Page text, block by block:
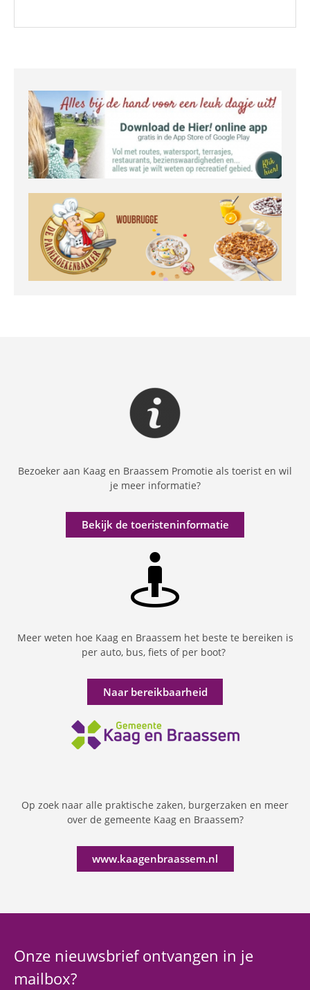
Bezoeker aan Kaag en Braassem Promotie als toerist en wil
je meer informatie?
Bekijk de toeristeninformatie
Meer weten hoe Kaag en Braassem het beste te bereiken is
per auto, bus, fiets of per boot?
Naar bereikbaarheid
Op zoek naar alle praktische zaken, burgerzaken en meer
over de gemeente Kaag en Braassem?
www.kaagenbraassem.nl
Onze nieuwsbrief ontvangen in je
mailbox?